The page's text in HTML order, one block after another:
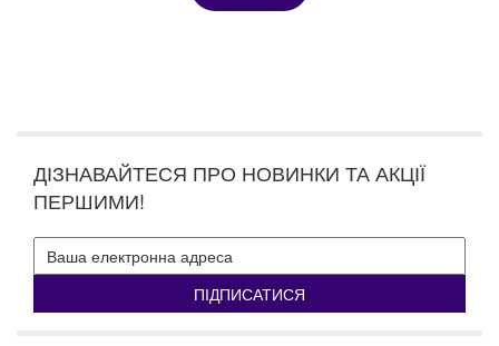
ДІЗНАВАЙТЕСЯ ПРО НОВИНКИ ТА АКЦІЇ
ПЕРШИМИ!
ПІДПИСАТИСЯ